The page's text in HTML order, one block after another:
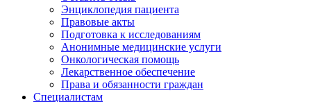
Энциклопедия пациента
Правовые акты
Подготовка к исследованиям
Анонимные медицинские услуги
Онкологическая помощь
Лекарственное обеспечение
Права и обязанности граждан
Специалистам